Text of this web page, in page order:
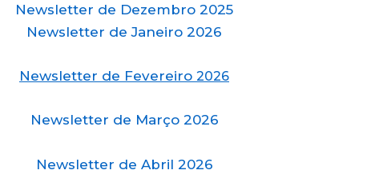
Newsletter de Dezembro 2025
Newsletter de Janeiro 2026
Newsletter de Fevereiro 2026
Newsletter de Março 2026
Newsletter de Abril 2026